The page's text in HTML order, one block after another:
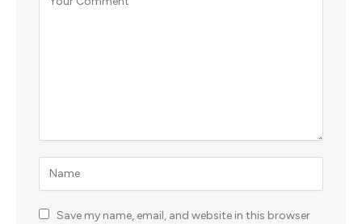
Save my name, email, and website in this browser